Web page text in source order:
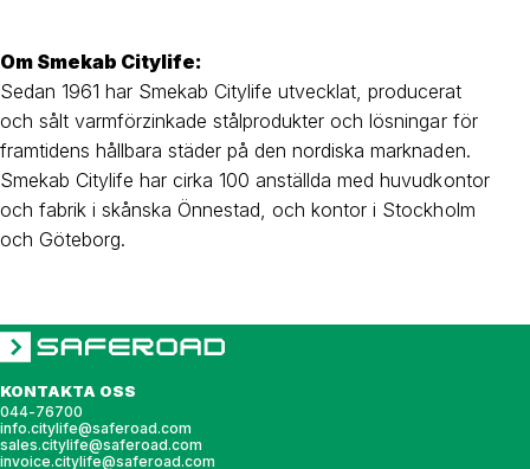
Om Smekab Citylife:
Sedan 1961 har Smekab Citylifeutvecklat, producerat
och sålt varmförzinkade stålprodukter och lösningar för
framtidens hållbara städer på den nordiska marknaden.
Smekab Citylife har cirka 100 anställda med huvudkontor
och fabrik i skånska Önnestad, och kontor i Stockholm
och Göteborg.
KONTAKTA OSS
044-76700
info.citylife@saferoad.com
sales.citylife@saferoad.com
invoice.citylife@saferoad.com